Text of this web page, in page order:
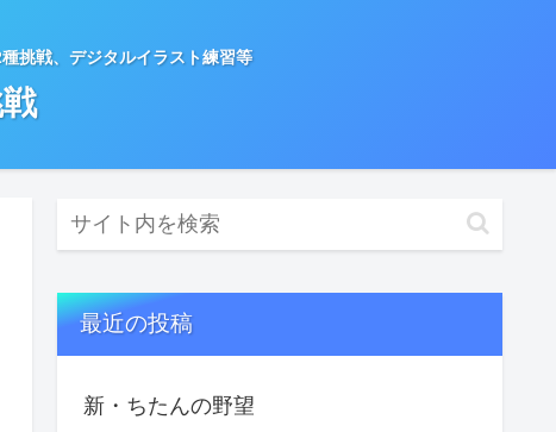
挑戦、デジタルイラスト練習等
最近の投稿
新・ちたんの野望